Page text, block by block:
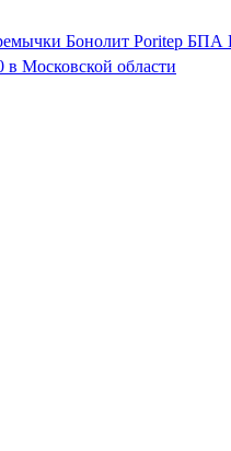
Бонолит Poritep БПА
в Московской области